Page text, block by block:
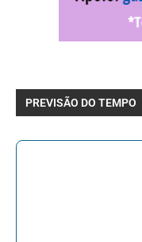
PREVISÃO DO TEMPO